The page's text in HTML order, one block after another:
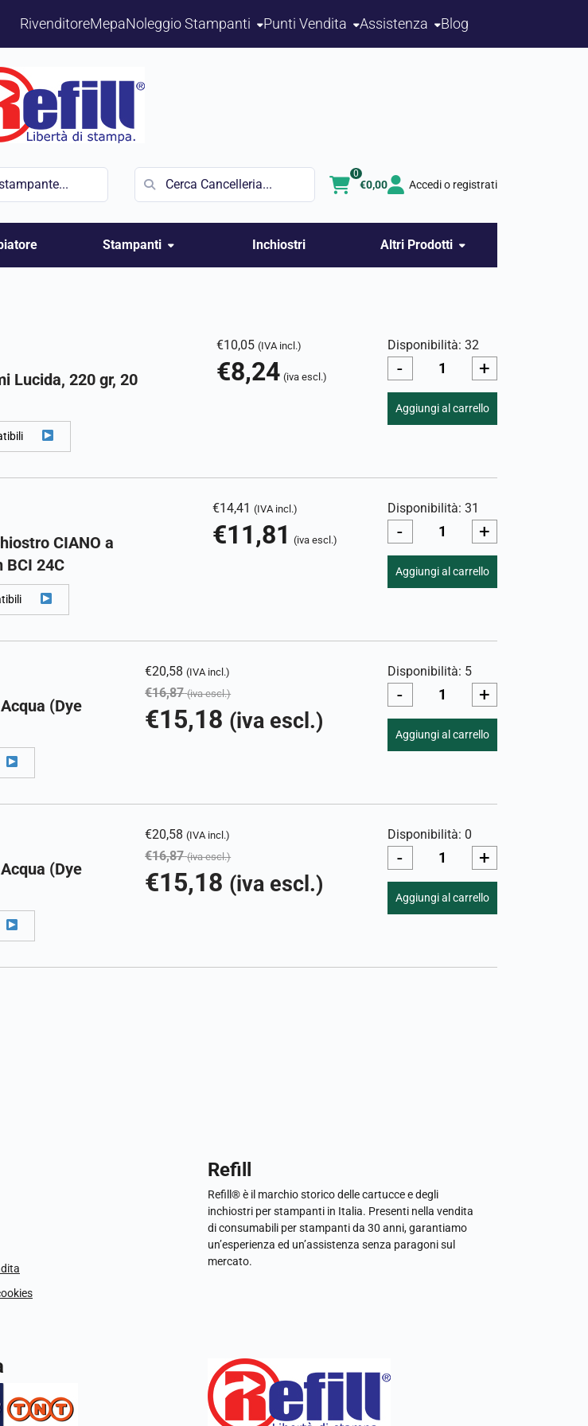
RivenditoreMepaNoleggio Stampanti Punti Vendita Assistenza Blog
€0,00
0
Accedi o registrati
Stampanti Inchiostri Altri Prodotti
Lucida, 220 gr, 20
€10,05 (IVA incl.)
€8,24 (iva escl.)
Disponibilità: 32
- +
Aggiungi al carrello
CIANO a
BCI 24C
€14,41 (IVA incl.)
€11,81 (iva escl.)
Disponibilità: 31
- +
Aggiungi al carrello
(Dye
€20,58 (IVA incl.)
€16,87 (iva escl.)
€15,18 (iva escl.)
Disponibilità: 5
- +
Aggiungi al carrello
(Dye
€20,58 (IVA incl.)
€16,87 (iva escl.)
€15,18 (iva escl.)
Disponibilità: 0
- +
Aggiungi al carrello
Refill
Refill® è il marchio storico delle cartucce e degli
inchiostri per stampanti in Italia. Presenti nella vendita
di consumabili per stampanti da 30 anni, garantiamo
un’esperienza ed un’assistenza senza paragoni sul
mercato.